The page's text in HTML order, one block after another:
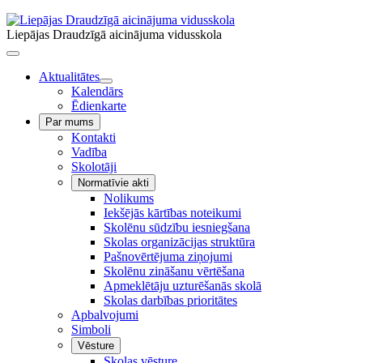
Liepājas Draudzīgā aicinājuma vidusskola
Aktualitātes
Kalendārs
Ēdienkarte
Par mums
Kontakti
Vadība
Skolotāji
Normatīvie akti
Nolikums
Iekšējās kārtības noteikumi
Skolēnu sūdzību iesniegšana
Skolas organizācijas struktūra
Pašnovērtējuma ziņojumi
Skolēnu zināšanu vērtēšana
Apmeklētāju uzturēšanās skolā
Skolas darbības prioritātes
Apbalvojumi
Simboli
Vēsture